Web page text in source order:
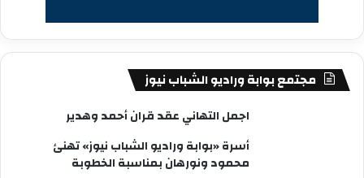
مجتمع بوابة وراديو الشباب نيوز
اجمل التهاني عقد قران أحمد وهدير
أسرة «بوابة وراديو الشباب نيوز» تهنئ
محمود ونورهان بمناسبة الخطوبة